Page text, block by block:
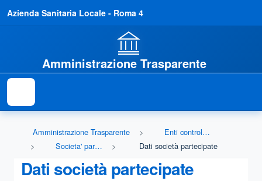
Azienda Sanitaria Locale - Roma 4
Amministrazione Trasparente
Amministrazione Trasparente
Enti controllati
Societa' partecipate
Dati società partecipate
Dati società partecipate